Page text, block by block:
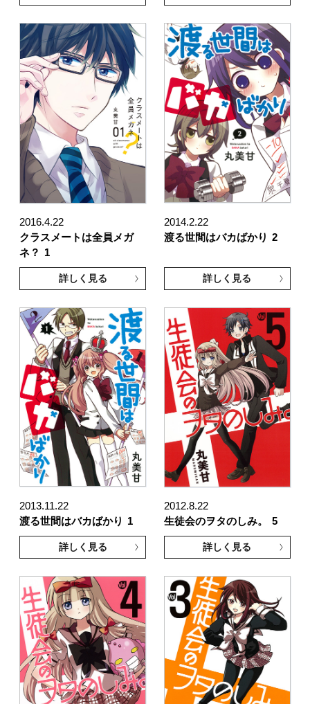
2016.4.22
クラスメートは全員メガ
ネ？
1
詳しく見る
2014.2.22
渡る世間はバカばかり 2
詳しく見る
2013.11.22
渡る世間はバカばかり
1
詳しく見る
2012.8.22
生徒会のヲタのしみ。
5
詳しく見る